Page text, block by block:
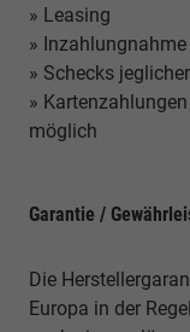
» Leasing
»
» Schecks
»
möglich
Garantie /
Die
Europa in der